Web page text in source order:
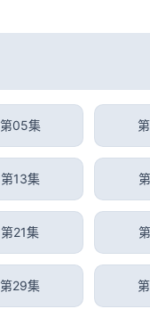
第05集
第13集
第21集
第29集